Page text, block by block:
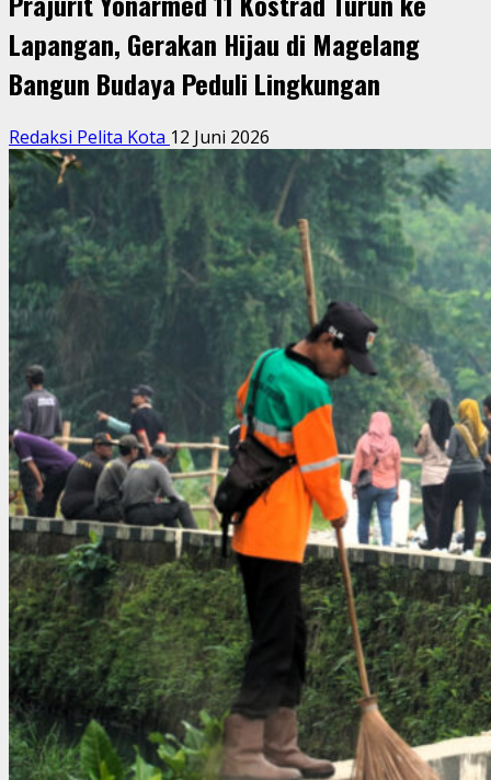
Lapangan, Gerakan Hijau di Magelang
Bangun Budaya Peduli Lingkungan
Redaksi Pelita Kota 12 Juni 2026